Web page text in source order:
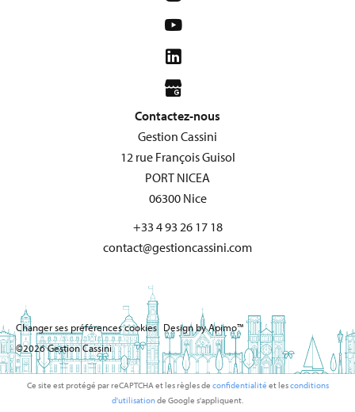
Contactez-nous
Gestion Cassini
12 rue François Guisol
PORT NICEA
06300Nice
+33 4 93 26 17 18
contact@gestioncassini.com
Changer ses préférences cookies Design byApimo™
©2026 Gestion Cassini
Ce site est protégé par reCAPTCHA et les règles de confidentialité et lesconditions
d'utilisationde Google s'appliquent.